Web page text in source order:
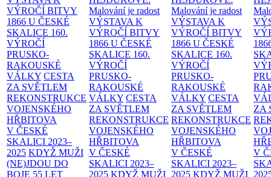
VÝROČÍ BITVY
1866 U ČESKÉ
SKALICE 160.
VÝROČÍ
PRUSKO-
RAKOUSKÉ
VÁLKY CESTA
ZA SVĚTLEM
REKONSTRUKCE
VOJENSKÉHO
HŘBITOVA
V ČESKÉ
SKALICI 2023–
2025 KDYŽ MUŽI
(NE)JDOU DO
BOJE 55 LET
Malování je radost
VÝSTAVA K
VÝROČÍ BITVY
1866 U ČESKÉ
SKALICE 160.
VÝROČÍ
PRUSKO-
RAKOUSKÉ
VÁLKY CESTA
ZA SVĚTLEM
REKONSTRUKCE
VOJENSKÉHO
HŘBITOVA
V ČESKÉ
SKALICI 2023–
2025 KDYŽ MUŽI
Malování je radost
VÝSTAVA K
VÝROČÍ BITVY
1866 U ČESKÉ
SKALICE 160.
VÝROČÍ
PRUSKO-
RAKOUSKÉ
VÁLKY CESTA
ZA SVĚTLEM
REKONSTRUKCE
VOJENSKÉHO
HŘBITOVA
V ČESKÉ
SKALICI 2023–
2025 KDYŽ MUŽI
ZA
V